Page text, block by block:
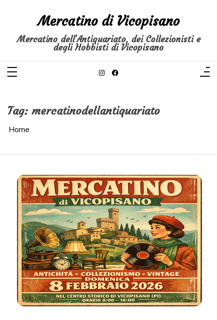
Mercatino di Vicopisano
Mercatino dell'Antiquariato, dei Collezionisti e
degli Hobbisti di Vicopisano
Tag: mercatinodellantiquariato
Home